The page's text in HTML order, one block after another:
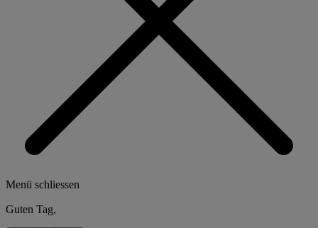
Menü schliessen
Guten Tag,